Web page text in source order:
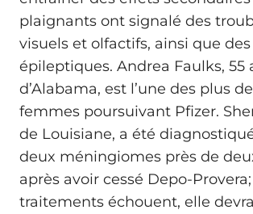
plaignants ont signalé des
visuels et olfactifs, ainsi que
épileptiques. Andrea Faulks, 55
d’Alabama, est l’une des plus
femmes poursuivant Pfizer.
de Louisiane, a été
deux méningiomes près de
après avoir cessé Depo-
traitements échouent, elle